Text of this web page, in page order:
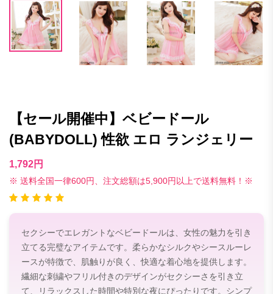
【セール開催中】ベビードール
(BABYDOLL) 性欲 エロ ランジェリー
1,792円
※ 送料全国一律600円、注文総額は5,900円以上で送料無料！※
セクシーでエレガントなベビードールは、女性の魅力を引き
立てる完璧なアイテムです。柔らかなシルクやシースルーレ
ースが特徴で、肌触りが良く、快適な着心地を提供します。
繊細な刺繍やフリル付きのデザインがセクシーさを引き立
て、リラックスした時間や特別な夜にぴったりです。シンプ